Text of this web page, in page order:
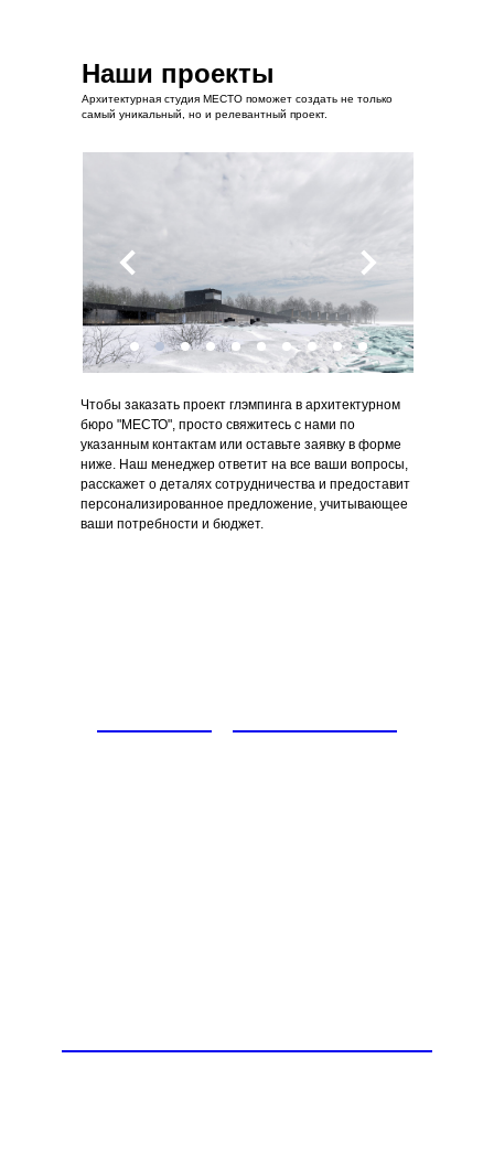
Наши проекты
Архитектурная студия МЕСТО поможет создать не только
самый уникальный, но и релевантный проект.
Чтобы заказать проект глэмпинга в архитектурном
бюро "МЕСТО", просто свяжитесь с нами по
указанным контактам или оставьте заявку в форме
ниже. Наш менеджер ответит на все ваши вопросы,
расскажет о деталях сотрудничества и предоставит
персонализированное предложение, учитывающее
ваши потребности и бюджет.